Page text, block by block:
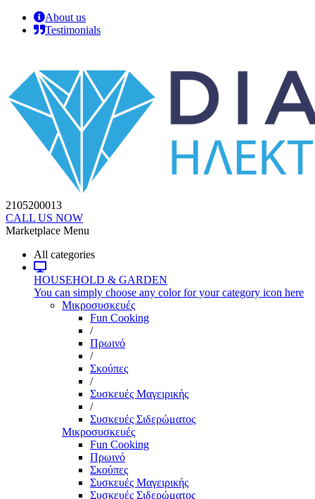
About us
Testimonials
2105200013
CALL US NOW
Marketplace Menu
All categories
HOUSEHOLD & GARDEN
You can simply choose any color for your category icon here
Μικροσυσκευές
Fun Cooking
/
Πρωινό
/
Σκούπες
/
Συσκευές Μαγειρικής
/
Συσκευές Σιδερώματος
Μικροσυσκευές
Fun Cooking
Πρωινό
Σκούπες
Συσκευές Μαγειρικής
Συσκευές Σιδερώματος